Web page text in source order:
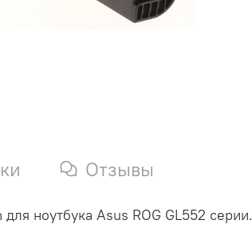
Отзывы
ноутбука Asus ROG GL552 серии.